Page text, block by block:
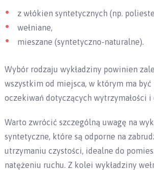
z włókien syntetycznych (np.
wełniane,
mieszane (syntetyczno-naturalne).
Wybór rodzaju wykładziny powinien
wszystkim od miejsca, w którym ma być
oczekiwań dotyczących wytrzymałości i
Warto zwrócić szczególną uwagę na
syntetyczne, które są odporne na
utrzymaniu czystości, idealne do
natężeniu ruchu. Z kolei wykładziny